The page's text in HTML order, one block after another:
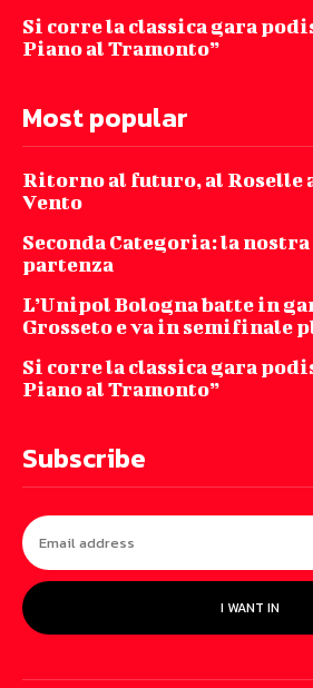
Si corre la classica gara
Piano al Tramonto”
Most popular
Ritorno al futuro, al Roselle
Vento
Seconda Categoria: la
partenza
L’Unipol Bologna batte in
Grosseto e va in semifinale
Si corre la classica gara
Piano al Tramonto”
Subscribe
I WANT IN